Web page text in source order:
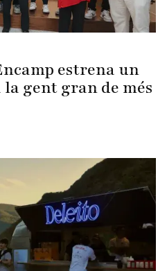
estrena un
gent gran de més